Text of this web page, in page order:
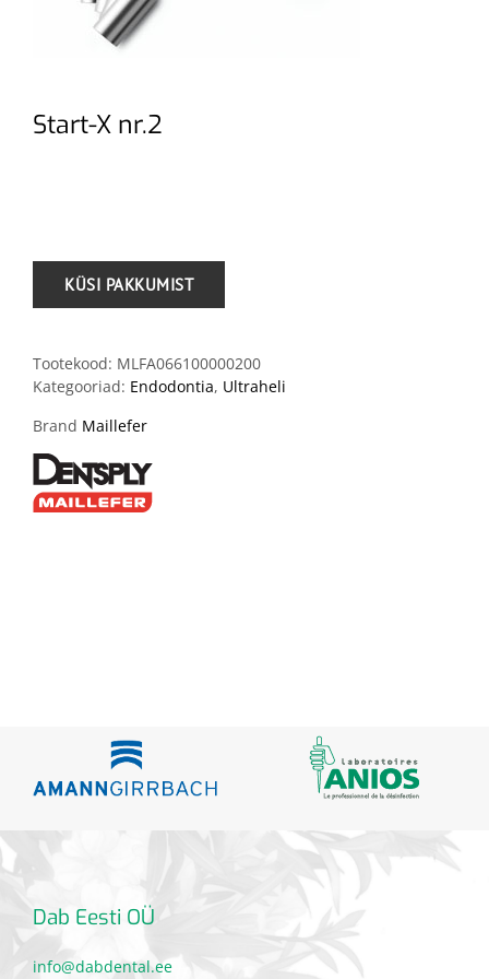
Start-X nr.2
Tootekood: MLFA066100000200
Kategooriad: Endodontia, Ultraheli
Brand Maillefer
Dab Eesti OÜ
info@dabdental.ee